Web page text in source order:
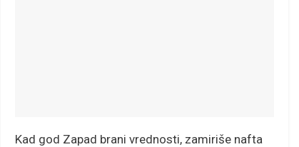
Kad god Zapad brani vrednosti, zamiriše nafta